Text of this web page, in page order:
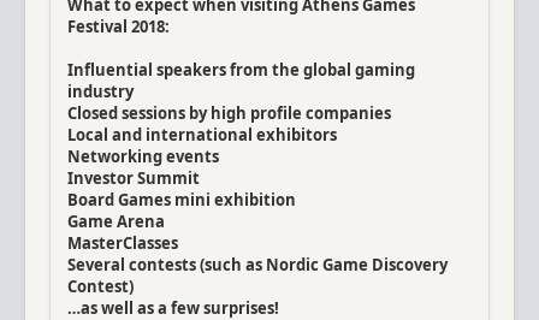
What to expect when visiting Athens Games
Festival 2018:
Influential speakers from the global gaming
industry
Closed sessions by high profile companies
Local and international exhibitors
Networking events
Investor Summit
Board Games mini exhibition
Game Arena
MasterClasses
Several contests (such as Nordic Game Discovery
Contest)
…as well as a few surprises!